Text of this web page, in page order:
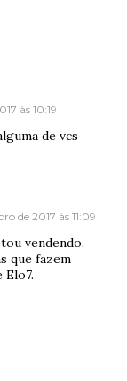
às 10:19
de vcs
de 2017 às 11:09
vendendo,
que fazem